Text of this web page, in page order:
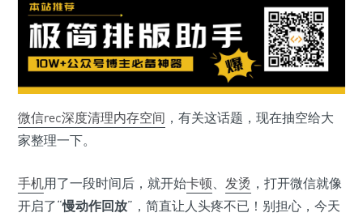
微信rec深度清理内存空间 ，有关这话题，现在抽空给大
家整理一下。
手机用了一段时间后，就开始卡顿、 发烫 ，打开微信就像
开启了“慢动作回放”，简直让人头疼不已！别担心，今天